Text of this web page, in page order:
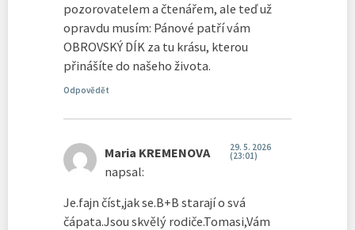
pozorovatelem a čtenářem, ale teď už
opravdu musím: Pánové patří vám
OBROVSKÝ DÍK za tu krásu, kterou
přinášíte do našeho života.
Odpovědět
Maria KREMENOVA
napsal:
29. 5. 2026
(23:01)
Je.fajn číst,jak se.B+B starají o svá
čápata.Jsou skvělý rodiče.Tomasi,Vám